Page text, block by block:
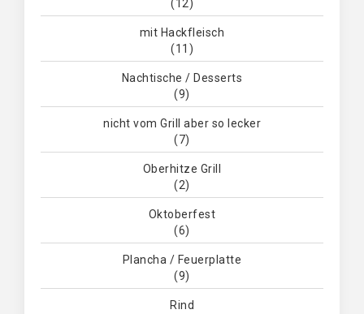
(12)
mit Hackfleisch
(11)
Nachtische / Desserts
(9)
nicht vom Grill aber so lecker
(7)
Oberhitze Grill
(2)
Oktoberfest
(6)
Plancha / Feuerplatte
(9)
Rind